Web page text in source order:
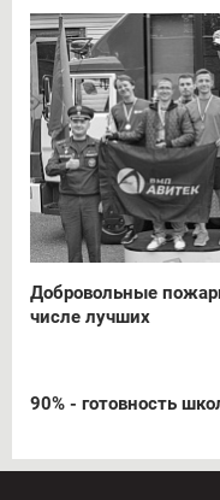
Добровольные
числе лучших
90% - готовность